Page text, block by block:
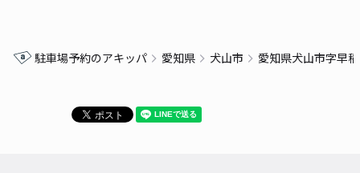
駐車場予約のアキッパ 愛知県 犬山市 愛知県犬山市字早